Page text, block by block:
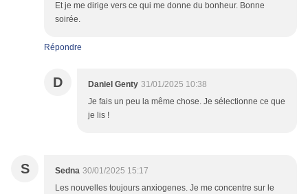
Et je me dirige vers ce qui me donne du bonheur. Bonne
soirée.
Répondre
D Daniel Genty 31/01/2025 10:38
Je fais un peu la même chose. Je sélectionne ce que
je lis !
S Sedna 30/01/2025 15:17
Les nouvelles toujours anxiogenes. Je me concentre sur le